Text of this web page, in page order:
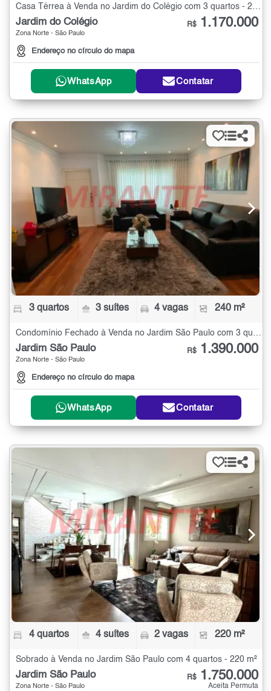
Jardim do Colégio
Zona Norte - São Paulo
Endereço no círculo do mapa
R$ 1.170.000
WhatsApp Contatar
3 quartos 3 suítes 4 vagas 240 m²
Condomínio Fechado à Venda no Jardim São Paulo com 3 quartos - 240 m²
Jardim São Paulo
Zona Norte - São Paulo
Endereço no círculo do mapa
R$ 1.390.000
WhatsApp Contatar
4 quartos 4 suítes 2 vagas 220 m²
Sobrado à Venda no Jardim São Paulo com 4 quartos - 220 m²
Jardim São Paulo
Zona Norte - São Paulo
R$ 1.750.000
Aceita Permuta